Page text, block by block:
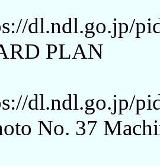
dl.ndl.go.jp/
PLAN
dl.ndl.go.jp/
No. 37